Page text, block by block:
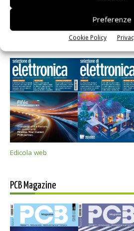
Preferenze
Cookie Policy
Selezione di elettronica
Edicola web
PCB Magazine